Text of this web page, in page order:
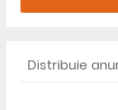
Distribuie